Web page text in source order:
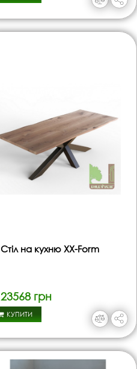
Стіл на кухню XX-Form
23568 грн
КУПИТИ